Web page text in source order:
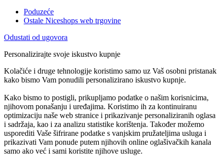
Poduzeće
Ostale Niceshops web trgovine
Odustati od ugovora
Personalizirajte svoje iskustvo kupnje
Kolačiće i druge tehnologije koristimo samo uz Vaš osobni pristanak
kako bismo Vam ponudili personalizirano iskustvo kupnje.
Kako bismo to postigli, prikupljamo podatke o našim korisnicima,
njihovom ponašanju i uređajima. Koristimo ih za kontinuiranu
optimizaciju naše web stranice i prikazivanje personaliziranih oglasa
i sadržaja, kao i za analizu statistike korištenja. Također možemo
usporediti Vaše šifrirane podatke s vanjskim pružateljima usluga i
prikazivati Vam ponude putem njihovih online oglašivačkih kanala
samo ako već i sami koristite njihove usluge.